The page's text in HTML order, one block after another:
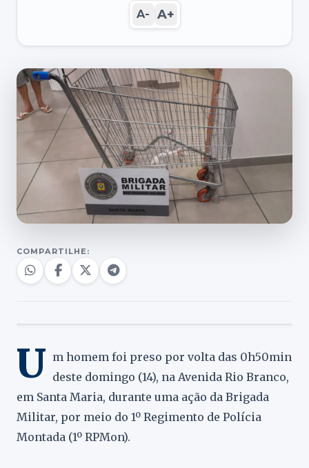
A- A+
COMPARTILHE:
U m homem foi preso por volta das 0h50min
deste domingo (14), na Avenida Rio Branco,
em Santa Maria, durante uma ação da Brigada
Militar, por meio do 1º Regimento de Polícia
Montada (1º RPMon).